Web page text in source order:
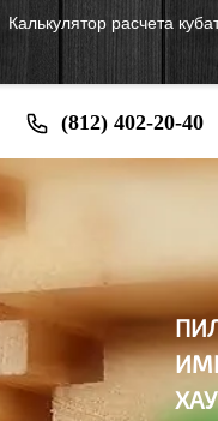
Калькулятор расчета
(812) 402-20-40
И